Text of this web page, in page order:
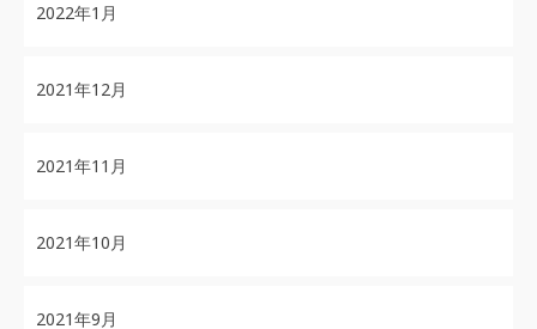
2022年1月
2021年12月
2021年11月
2021年10月
2021年9月